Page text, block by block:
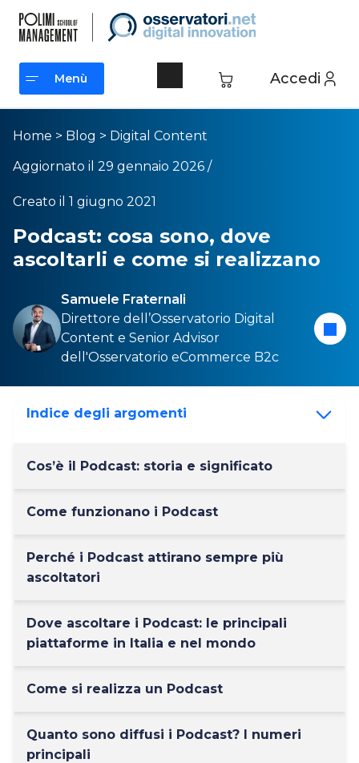
Accedi
Menù
Menù
Home > Blog > Digital Content
Aggiornato il 29 gennaio 2026 /
Creato il 1 giugno 2021
Podcast: cosa sono, dove
ascoltarli e come si realizzano
Samuele Fraternali
Direttore dell’Osservatorio Digital
Content e Senior Advisor
dell'Osservatorio eCommerce B2c
Indice degli argomenti
Cos’è il Podcast: storia e significato
Come funzionano i Podcast
Perché i Podcast attirano sempre più
ascoltatori
Dove ascoltare i Podcast: le principali
piattaforme in Italia e nel mondo
Come si realizza un Podcast
Quanto sono diffusi i Podcast? I numeri
principali